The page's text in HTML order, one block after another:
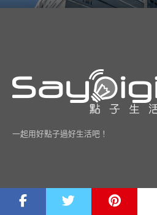
一起用好點子過好生活吧！